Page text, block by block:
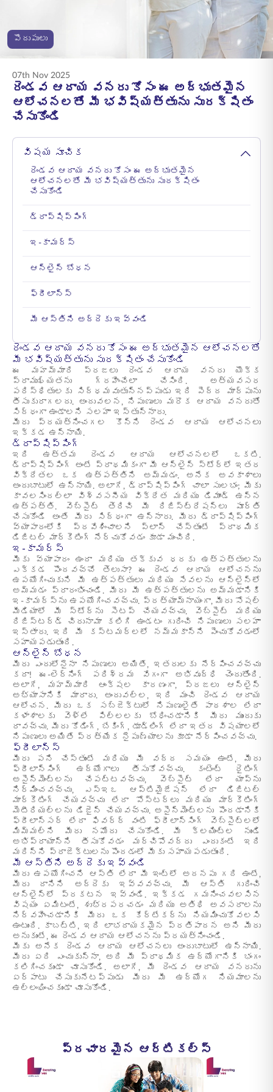
ఆన్‌లైన్‌లో కొనండి ప్రీమియం చెల్లించండి
పొదుపులు
07th Nov 2025
రెండవ ఆదాయ వనరు కోసం ఈ అద్భుతమైన
ఆలోచనలతో మీ భవిష్యత్తును సురక్షితం
చేసుకోండి
విషయ సూచిక
రెండవ ఆదాయ వనరు కోసం ఈ అద్భుతమైన
ఆలోచనలతో మీ భవిష్యత్తును సురక్షితం
చేసుకోండి
డ్రాప్‌షిప్పింగ్
ఇ-కామర్స్
ఆన్‌లైన్ బోధన
ఫ్రీలాన్స్
మీ ఆస్తిని అద్దెకు ఇవ్వండి
రెండవ ఆదాయ వనరు కోసం ఈ అద్భుతమైన ఆలోచనలతో
మీ భవిష్యత్తును సురక్షితం చేసుకోండి
ఈ మహమ్మారి ప్రజలు రెండవ ఆదాయ వనరు యొక్క
ప్రాముఖ్యతను గ్రహించేలా చేసింది. అత్యవసర
పరిస్థితులకు సిద్ధమవుతున్నప్పుడు ఇది పెద్ద మార్పును
తీసుకురాగలదు. అందువలన, నిపుణులు మరొక ఆదాయ వనరుతో
సిద్ధంగా ఉండాలని సలహా ఇస్తున్నారు.
మీరు ప్రయత్నించగల కొన్ని రెండవ ఆదాయ ఆలోచనలు
ఇక్కడ ఉన్నాయి.
డ్రాప్‌షిప్పింగ్
ఇది ఉత్తమ రెండవ ఆదాయ ఆలోచనలలో ఒకటి.
డ్రాప్షిప్పింగ్ అంటే ప్రాథమికంగా మీ ఆన్లైన్ స్టోర్లో ఇతర
విక్రేతల ఒక ఉత్పత్తిని అమ్మడం. అనేక అవకాశాలు
అందుబాటులో ఉన్నాయి. అలాగే, డ్రాప్షిప్పింగ్ చాలా సులభం; మీకు
కావలసిందల్లా విశ్వసనీయ విక్రేత మరియు డిమాండ్ ఉన్న
ఉత్పత్తి. వెబ్సైట్ తెరిచి మీ రిజిస్ట్రేషన్లు పూర్తి
చేసుకోండి అంతే మీరు సిద్ధంగా ఉన్నారు. మీరు డ్రాప్షిప్పింగ్
వ్యాపారంలోకి ప్రవేశించాలని ప్లాన్ చేస్తుంటే ప్రాథమిక
డిజిటల్ మార్కెటింగ్ నేర్చుకోవడం కూడా మంచిది.
ఇ-కామర్స్
మీకు వ్యాపారం ఉందా మరియు తక్కువ ధరకు ఉత్పత్తులను
ఎక్కడ పొందవచ్చో తెలుసా? ఈ రెండవ ఆదాయ ఆలోచనను
ఉపయోగించుకుని మీ ఉత్పత్తులు మరియు సేవలను ఆన్‌లైన్‌లో
అమ్మడం ప్రారంభించండి. మీరు మీ ఉత్పత్తులను అమ్మడానికి
ఇ-కామర్స్‌ను ఉపయోగించవచ్చు. ప్రత్యామ్నాయంగా, మీరు సోషల్
మీడియాలో మీ స్టోర్‌ను సెటప్ చేయవచ్చు. వెబ్‌సైట్ మరియు
రిజిస్టర్డ్ చిరునామా కలిగి ఉండటం గురించి నిపుణులు సలహా
ఇస్తారు. ఇది మీ కస్టమర్లలో నమ్మకాన్ని పెంచుకోవడంలో
సహాయపడుతుంది.
ఆన్‌లైన్ బోధన
మీరు ఎందులోనైనా నిపుణులు అయితే, ఇతరులకు నేర్పించవచ్చు
కదా! ఈ-లెర్నింగ్ పరిశ్రమ వేగంగా అభివృద్ధి చెందుతోంది.
అలాగే, మహమ్మారి ఆంక్షల కారణంగా, ప్రజలు ఆన్లైన్
అభ్యాసానికి మారారు. అందువల్ల, ఇది మంచి రెండవ ఆదాయ
ఆలోచన. మీరు ఒక సబ్జెక్టులో నిపుణులైతే పాఠశాల లేదా
కళాశాలకు వెళ్లే పిల్లలకు బోధించడానికి మీరు ముందుకు
రావచ్చు. మీరు కోడింగ్, బేకింగ్, డూడ్లింగ్ లేదా ఇతర విషయాలలో
నిపుణులు అయితే ప్రత్యేక నైపుణ్యాలను కూడా నేర్పించవచ్చు.
ఫ్రీలాన్స్
మీరు పని చేస్తుంటే మరియు మీ వద్ద సమయం ఉంటే, మీరు
ఫ్రీలాన్సింగ్ ఉద్యోగాలు తీసుకోవచ్చు. కంటెంట్ రైటింగ్
అసైన్మెంట్లను చేపట్టవచ్చు, వెబ్సైట్ లేదా యాప్ను
నిర్మించవచ్చు, ఎస్ఇఒ ఆప్టిమైజేషన్ లేదా డిజిటల్
మార్కెటింగ్ చేయవచ్చు లేదా పోస్టర్లు మరియు మార్కెటింగ్
మెటీరియల్లను డిజైన్ చేయవచ్చు. అసైన్మెంట్లను పొందడానికి
ఫ్రీలాన్సర్ లేదా ఫివర్ర్ వంటి ఫ్రీలాన్సింగ్ వెబ్సైట్లలో
మిమ్మల్ని మీరు నమోదు చేసుకోండి. మీ క్లయింట్ల నుండి
అభిప్రాయాన్ని తీసుకోవడం మర్చిపోవద్దు ఎందుకంటే ఇది
మరిన్ని ప్రాజెక్టులను పొందడంలో మీకు సహాయపడుతుంది.
మీ ఆస్తిని అద్దెకు ఇవ్వండి
మీరు ఉపయోగించని ఆస్తి లేదా మీ ఇంట్లో అదనపు గది ఉంటే,
మీరు దానిని అద్దెకు ఇవ్వవచ్చు. మీ ఆస్తి గురించి
ఆన్లైన్లో ప్రకటన ఇవ్వండి. ఇక్కడ గమనించవలసిన
విషయం ఏమిటంటే, శుభ్రపరచడం మరియు అతిథి అవసరాలను
నిర్వహించడానికి మీరు ఒక కేర్టేకర్ను నియమించుకోవలసి
ఉంటుంది. కాబట్టి, ఇది లాభదాయకమైన ప్రతిపాదన అని మీరు
అనుకుంటే, ఈ రెండవ ఆదాయ ఆలోచనను ప్రయత్నించండి.
మీకు అనేక రెండవ ఆదాయ ఆలోచనలు అందుబాటులో ఉన్నాయి.
మీరు ఏది ఎంచుకున్నా, అది మీ ప్రాథమిక ఉద్యోగానికి భంగం
కలిగించకుండా చూసుకోండి. అలాగే, మీ రెండవ ఆదాయ వనరును
ఏర్పాటు చేసుకునేటప్పుడు మీరు మీ ఉద్యోగ నియమాలను
ఉల్లంఘించకుండా చూసుకోండి.
ప్రచారమైన ఆర్టికల్స్